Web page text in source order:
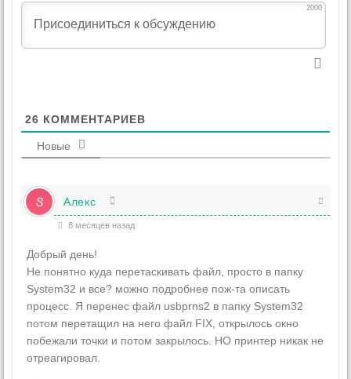
2000
26 КОММЕНТАРИЕВ
Новые
Алекс
8 месяцев назад
Добрый день!
Не понятно куда перетаскивать файл, просто в папку
System32 и все? можно подробнее пож-та описать
процесс. Я перенес файл usbprns2 в папку System32
потом перетащил на него файл FIX, открылось окно
побежали точки и потом закрылось. НО принтер никак не
отреагировал.